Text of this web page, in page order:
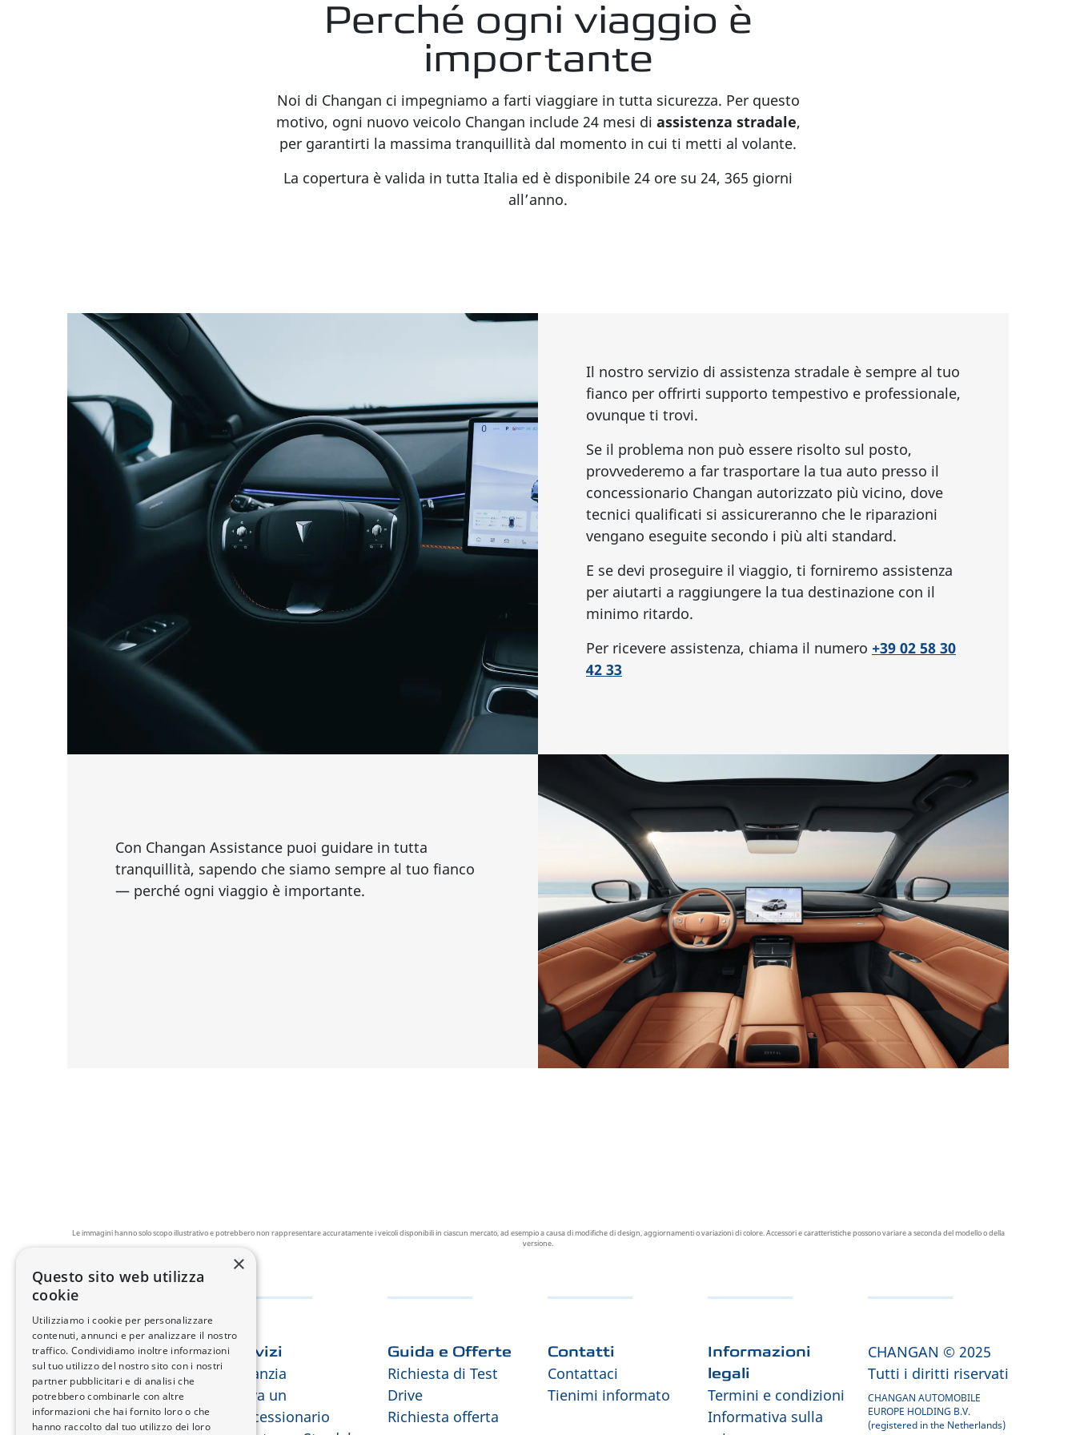
Perché ogni viaggio è
importante
Noi di Changan ci impegniamo a farti viaggiare in tutta sicurezza. Per questo
motivo, ogni nuovo veicolo Changan include 24 mesi di assistenza stradale,
per garantirti la massima tranquillità dal momento in cui ti metti al volante.
La copertura è valida in tutta Italia ed è disponibile 24 ore su 24, 365 giorni
all’anno.
Il nostro servizio di assistenza stradale è sempre al tuo
fianco per offrirti supporto tempestivo e professionale,
ovunque ti trovi.
Se il problema non può essere risolto sul posto,
provvederemo a far trasportare la tua auto presso il
concessionario Changan autorizzato più vicino, dove
tecnici qualificati si assicureranno che le riparazioni
vengano eseguite secondo i più alti standard.
E se devi proseguire il viaggio, ti forniremo assistenza
per aiutarti a raggiungere la tua destinazione con il
minimo ritardo.
Per ricevere assistenza, chiama il numero +39 02 58 30
42 33
Con Changan Assistance puoi guidare in tutta
tranquillità, sapendo che siamo sempre al tuo fianco
— perché ogni viaggio è importante.
Le immagini hanno solo scopo illustrativo e potrebbero non rappresentare accuratamente i veicoli disponibili in ciascun mercato, ad esempio a causa di modifiche di design, aggiornamenti o variazioni di colore. Accessori e caratteristiche possono variare a seconda del modello o della
versione.
Esplora Changan
Chi siamo
e-Technology
Design
Servizi
Garanzia
Trova un
concessionario
Guida e Offerte
Richiesta di Test
Drive
Richiesta offerta
Contatti
Contattaci
Tienimi informato
Informazioni
legali
Termini e condizioni
Informativa sulla
CHANGAN © 2025
Tutti i diritti riservati
CHANGAN AUTOMOBILE
EUROPE HOLDING B.V.
(registered in the Netherlands)
×
Questo sito web utilizza
cookie
Utilizziamo i cookie per personalizzare
contenuti, annunci e per analizzare il nostro
traffico. Condividiamo inoltre informazioni
sul tuo utilizzo del nostro sito con i nostri
partner pubblicitari e di analisi che
potrebbero combinarle con altre
informazioni che hai fornito loro o che
hanno raccolto dal tuo utilizzo dei loro